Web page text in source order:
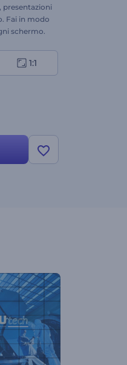
presentazioni
Fai in modo
schermo.
1:1